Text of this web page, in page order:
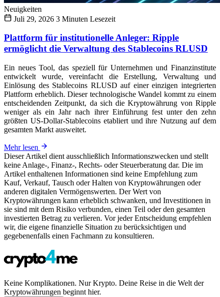
Neuigkeiten
Juli 29, 2026 3 Minuten Lesezeit
Plattform für institutionelle Anleger: Ripple
ermöglicht die Verwaltung des Stablecoins RLUSD
Ein neues Tool, das speziell für Unternehmen und Finanzinstitute
entwickelt wurde, vereinfacht die Erstellung, Verwaltung und
Einlösung des Stablecoins RLUSD auf einer einzigen integrierten
Plattform erheblich. Dieser technologische Wandel kommt zu einem
entscheidenden Zeitpunkt, da sich die Kryptowährung von Ripple
weniger als ein Jahr nach ihrer Einführung fest unter den zehn
größten US-Dollar-Stablecoins etabliert und ihre Nutzung auf dem
gesamten Markt ausweitet.
Mehr lesen
Dieser Artikel dient ausschließlich Informationszwecken und stellt
keine Anlage-, Finanz-, Rechts- oder Steuerberatung dar. Die im
Artikel enthaltenen Informationen sind keine Empfehlung zum
Kauf, Verkauf, Tausch oder Halten von Kryptowährungen oder
anderen digitalen Vermögenswerten. Der Wert von
Kryptowährungen kann erheblich schwanken, und Investitionen in
sie sind mit dem Risiko verbunden, einen Teil oder den gesamten
investierten Betrag zu verlieren. Vor jeder Entscheidung empfehlen
wir, die eigene finanzielle Situation zu berücksichtigen und
gegebenenfalls einen Fachmann zu konsultieren.
Keine Komplikationen. Nur Krypto. Deine Reise in die Welt der
Kryptowährungen beginnt hier.